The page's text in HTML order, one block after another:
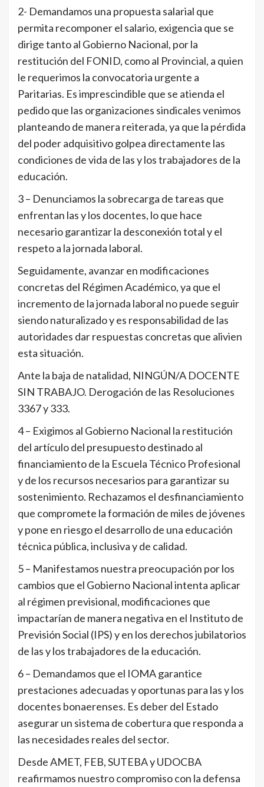
2- Demandamos una propuesta salarial que
permita recomponer el salario, exigencia que se
dirige tanto al Gobierno Nacional, por la
restitución del FONID, como al Provincial, a quien
le requerimos la convocatoria urgente a
Paritarias. Es imprescindible que se atienda el
pedido que las organizaciones sindicales venimos
planteando de manera reiterada, ya que la pérdida
del poder adquisitivo golpea directamente las
condiciones de vida de las y los trabajadores de la
educación.
3 – Denunciamos la sobrecarga de tareas que
enfrentan las y los docentes, lo que hace
necesario garantizar la desconexión total y el
respeto a la jornada laboral.
Seguidamente, avanzar en modificaciones
concretas del Régimen Académico, ya que el
incremento de la jornada laboral no puede seguir
siendo naturalizado y es responsabilidad de las
autoridades dar respuestas concretas que alivien
esta situación.
Ante la baja de natalidad, NINGÚN/A DOCENTE
SIN TRABAJO. Derogación de las Resoluciones
3367 y 333.
4 – Exigimos al Gobierno Nacional la restitución
del artículo del presupuesto destinado al
financiamiento de la Escuela Técnico Profesional
y de los recursos necesarios para garantizar su
sostenimiento. Rechazamos el desfinanciamiento
que compromete la formación de miles de jóvenes
y pone en riesgo el desarrollo de una educación
técnica pública, inclusiva y de calidad.
5 – Manifestamos nuestra preocupación por los
cambios que el Gobierno Nacional intenta aplicar
al régimen previsional, modificaciones que
impactarían de manera negativa en el Instituto de
Previsión Social (IPS) y en los derechos jubilatorios
de las y los trabajadores de la educación.
6 – Demandamos que el IOMA garantice
prestaciones adecuadas y oportunas para las y los
docentes bonaerenses. Es deber del Estado
asegurar un sistema de cobertura que responda a
las necesidades reales del sector.
Desde AMET, FEB, SUTEBA y UDOCBA
reafirmamos nuestro compromiso con la defensa